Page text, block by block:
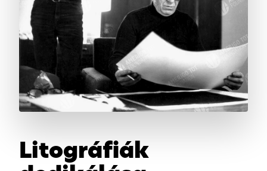
Litográfiák